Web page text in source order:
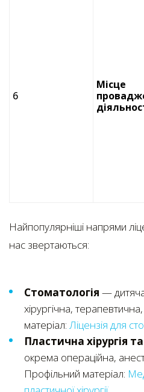
6
Місце
Найпопулярніші напрями
нас звертаються:
Стоматологія —
хірургічна,
матеріал: Ліцензія для
Пластична хірургія
окрема операційна,
Профільний матеріал: